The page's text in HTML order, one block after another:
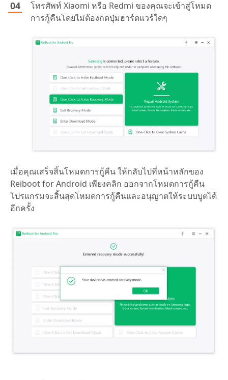
โทรศัพท์ Xiaomi หรือ Redmi ของคุณจะเข้าสู่โหมด
การกู้คืนโดยไม่ต้องกดปุ่มฮาร์ดแวร์ใดๆ
เมื่อคุณเสร็จสิ้นโหมดการกู้คืน ให้กลับไปที่หน้าหลักของ
Reiboot for Android เพียงคลิก ออกจากโหมดการกู้คืน
โปรแกรมจะสิ้นสุดโหมดการกู้คืนและอนุญาตให้ระบบบูตได้
อีกครั้ง